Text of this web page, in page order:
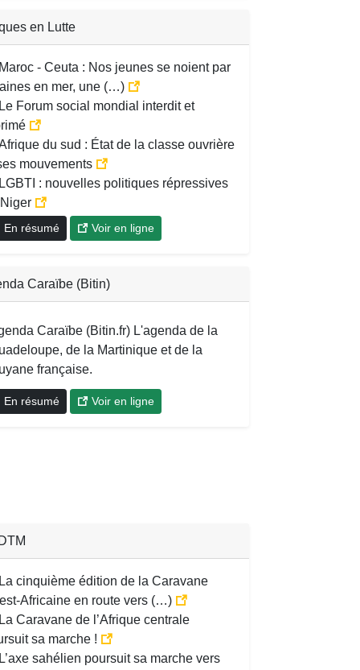
en Lutte
Maroc - Ceuta : Nos jeunes se noient par
en mer, une (…)
Le Forum social mondial interdit et
du sud : État de la classe ouvrière
mouvements
LGBTI : nouvelles politiques répressives
En résumé Voir en ligne
Caraïbe (Bitin)
Caraïbe (Bitin.fr) L'agenda de la
de la Martinique et de la
française.
En résumé Voir en ligne
La cinquième édition de la Caravane
Africaine en route vers (…)
La Caravane de l’Afrique centrale
sa marche !
L’axe sahélien poursuit sa marche vers